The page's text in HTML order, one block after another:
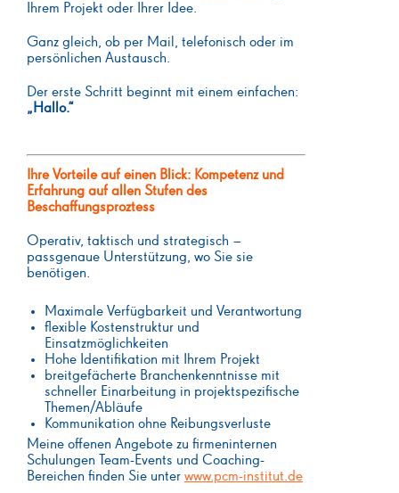
Ihrem Projekt oder Ihrer Idee.
Ganz gleich, ob per Mail, telefonisch oder im
persönlichen Austausch.
Der erste Schritt beginnt mit einem einfachen:
„Hallo.“
Ihre Vorteile auf einen Blick: Kompetenz und
Erfahrung auf allen Stufen des
Beschaffungsproztess
Operativ, taktisch und strategisch –
passgenaue Unterstützung, wo Sie sie
benötigen.
Maximale Verfügbarkeit und Verantwortung
flexible Kostenstruktur und
Einsatzmöglichkeiten
Hohe Identifikation mit Ihrem Projekt
breitgefächerte Branchenkenntnisse mit
schneller Einarbeitung in projektspezifische
Themen/Abläufe
Kommunikation ohne Reibungsverluste
Meine offenen Angebote zu firmeninternen
Schulungen Team-Events und Coaching-
Bereichen finden Sie unter www.pcm-institut.de